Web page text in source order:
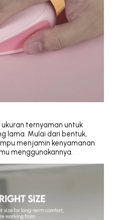
ternyaman untuk
lama. Mulai dari bentuk,
menjamin kenyamanan
menggunakannya.